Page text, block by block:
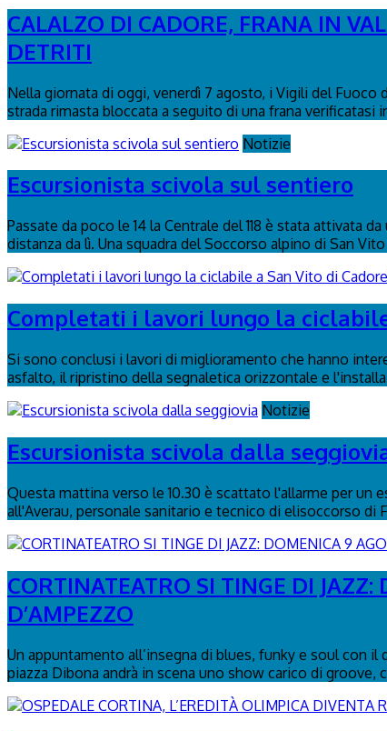
CALALZO DI CADORE, FRANA IN
DETRITI
Nella giornata di oggi, venerdì 7 agosto, i Vigili del Fuoco
strada rimasta bloccata a seguito di una frana verificatasi
Notizie
Escursionista scivola sul sentiero
Passate da poco le 14 la Centrale del 118 è stata attivata
distanza da lì. Una squadra del Soccorso alpino di San
Completati i lavori lungo la
Si sono conclusi i lavori di miglioramento che hanno
asfalto, il ripristino della segnaletica orizzontale e
Notizie
Escursionista scivola dalla
Questa mattina verso le 10.30 è scattato l'allarme per un
all'Averau, personale sanitario e tecnico di elisoccorso di
CORTINATEATRO SI TINGE DI
D’AMPEZZO
Un appuntamento all’insegna di blues, funky e soul con
piazza Dibona andrà in scena uno show carico di groove,